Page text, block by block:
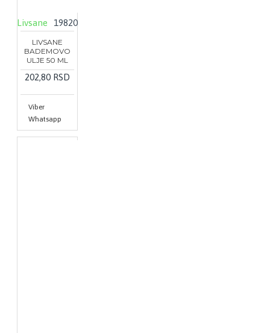
Livsane 19820
LIVSANE
BADEMOVO
ULJE 50 ML
202,80 RSD
Viber
Whatsapp